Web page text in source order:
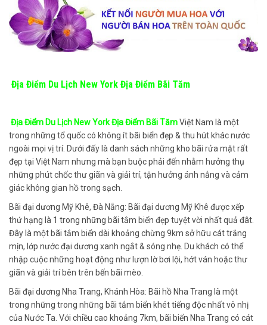
Địa Điểm Du Lịch New York Địa Điểm Bãi Tăm
Địa Điểm Du Lịch New York Địa Điểm Bãi TămViệt Nam là một
trong những tổ quốc có không ít bãi biển đẹp & thu hút khác nước
ngoài mọi vị trí. Dưới đấy là danh sách những kho bãi rửa mặt rất
đẹp tại Việt Nam nhưng mà bạn buộc phải đến nhằm hưởng thụ
những phút chốc thư giãn và giải trí, tận hưởng ánh nắng và cảm
giác không gian hồ trong sạch.
Bãi đại dương Mỹ Khê, Đà Nẵng: Bãi đại dương Mỹ Khê được xếp
thứ hạng là 1 trong những bãi tắm biển đẹp tuyệt vời nhất quả đât.
Đây là một bãi tắm biển dài khoảng chừng 9km sở hữu cát trắng
mịn, lớp nước đại dương xanh ngắt & sóng nhẹ. Du khách có thể
nhập cuộc những hoạt động như lượn lờ bơi lội, hớt ván hoặc thư
giãn và giải trí bên trên bến bãi mèo.
Bãi đại dương Nha Trang, Khánh Hòa: Bãi hồ Nha Trang là một
trong những trong những bãi tắm biển khét tiếng độc nhất vô nhị
của Nước Ta. Với chiều cao khoảng 7km, bãi biển Nha Trang có cát